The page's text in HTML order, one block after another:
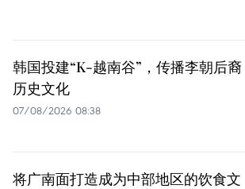
韩国投建“K-越南谷”，传播李朝后裔
历史文化
07/08/2026 08:38
将广南面打造成为中部地区的饮食文